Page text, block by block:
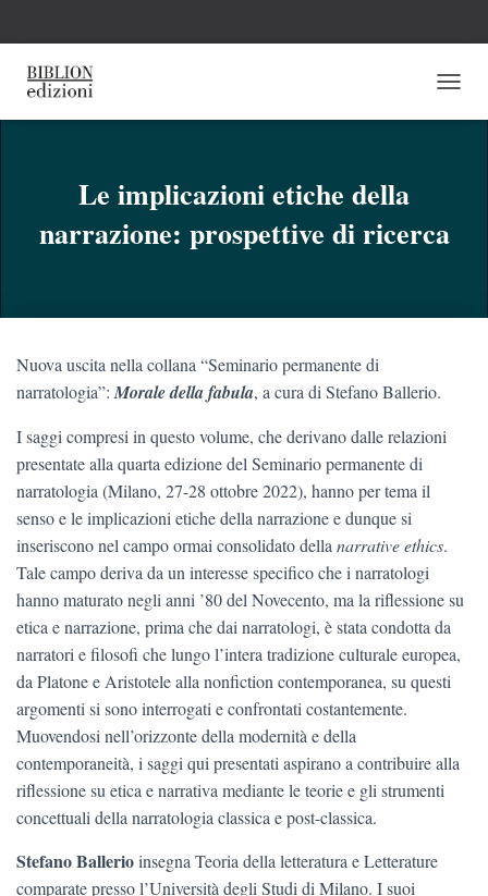
A
I
Le implicazioni etiche della
narrazione: prospettive di ricerca
Nuova uscita nella collana “Seminario permanente di
narratologia”: Morale della fabula, a cura di Stefano Ballerio.
I saggi compresi in questo volume, che derivano dalle relazioni
presentate alla quarta edizione del Seminario permanente di
narratologia (Milano, 27-28 ottobre 2022), hanno per tema il
senso e le implicazioni etiche della narrazione e dunque si
inseriscono nel campo ormai consolidato della narrative ethics.
Tale campo deriva da un interesse specifico che i narratologi
hanno maturato negli anni ’80 del Novecento, ma la riflessione su
etica e narrazione, prima che dai narratologi, è stata condotta da
narratori e filosofi che lungo l’intera tradizione culturale europea,
da Platone e Aristotele alla nonfiction contemporanea, su questi
argomenti si sono interrogati e confrontati costantemente.
Muovendosi nell’orizzonte della modernità e della
contemporaneità, i saggi qui presentati aspirano a contribuire alla
riflessione su etica e narrativa mediante le teorie e gli strumenti
concettuali della narratologia classica e post-classica.
Stefano Ballerioinsegna Teoria della letteratura e Letterature
comparate presso l’Università degli Studi di Milano. I suoi